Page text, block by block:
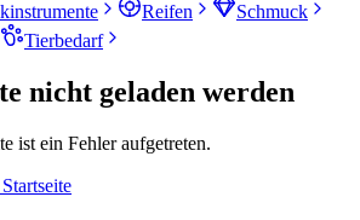
Reifen
Schmuck
Tierbedarf
nicht geladen werden
ist ein Fehler aufgetreten.